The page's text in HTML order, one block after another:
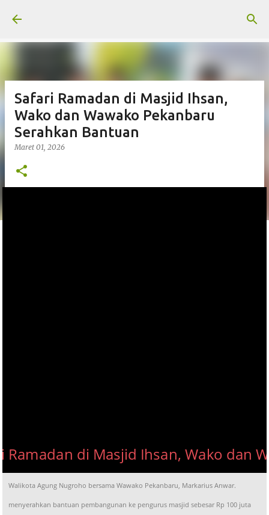
Safari Ramadan di Masjid Ihsan,
Wako dan Wawako Pekanbaru
Serahkan Bantuan
Maret 01, 2026
Walikota Agung Nugroho bersama Wawako Pekanbaru, Markarius Anwar.
menyerahkan bantuan pembangunan ke pengurus masjid sebesar Rp 100 juta